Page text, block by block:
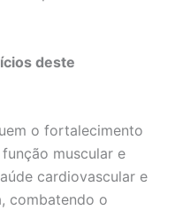
deste
o fortalecimento
muscular e
cardiovascular e
combatendo o